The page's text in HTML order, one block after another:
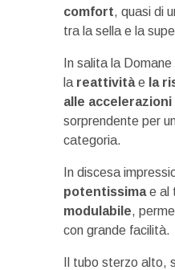
comfort, quasi di
tra la sella e la
In salita la
la reattivitàe la
alle accelerazioni
sorprendente per
categoria.
In discesa
potentissimae al
modulabile,
con grande facilità.
Il tubo sterzo alto,